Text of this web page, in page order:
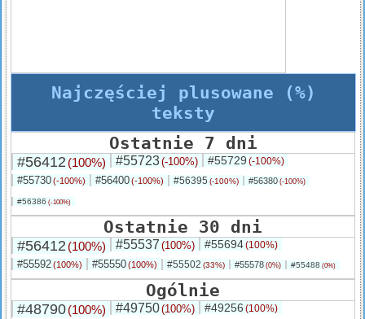
Najczęściej plusowane (%)
teksty
Ostatnie 7 dni
#56412 (100%) #55723(-100%) #55729 (-100%)
#55730(-100%) #56400(-100%) #56395 (-100%) #56380 (-100%)
#56386 (-100%)
Ostatnie 30 dni
#56412 (100%) #55537 (100%) #55694(100%)
#55592(100%) #55550(100%) #55502 (33%) #55578 (0%) #55488 (0%)
Ogólnie
#48790(100%) #49750(100%) #49256 (100%)